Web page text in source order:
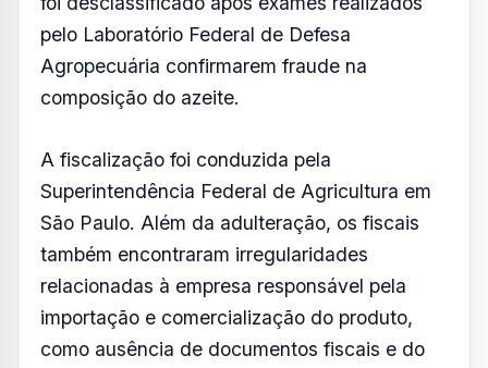
pelo Laboratório Federal de Defesa
Agropecuária confirmarem fraude na
composição do azeite.
A fiscalização foi conduzida pela
Superintendência Federal de Agricultura em
São Paulo. Além da adulteração, os fiscais
também encontraram irregularidades
relacionadas à empresa responsável pela
importação e comercialização do produto,
como ausência de documentos fiscais e do